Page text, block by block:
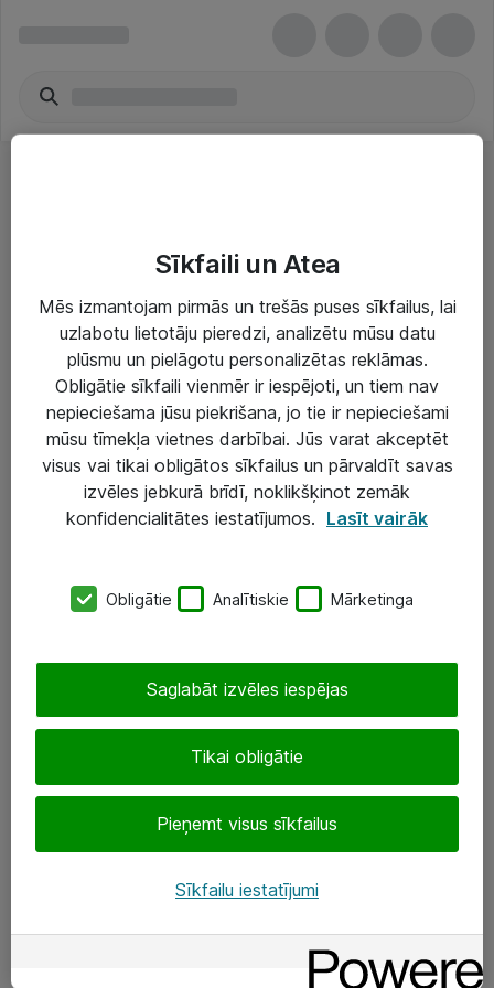
Risinājumi & Pakalpojumi
IT serviss un atbalsts
IT infrastruktūra
Darba vietu IT risinājumi
SIA „ATEA”
+(371) 67 81 90 50
eShop@atea.lv
Sekojiet mums
Sīkfaili un Atea
Mēs izmantojam pirmās un trešās puses sīkfailus, lai
uzlabotu lietotāju pieredzi, analizētu mūsu datu
plūsmu un pielāgotu personalizētas reklāmas.
Obligātie sīkfaili vienmēr ir iespējoti, un tiem nav
nepieciešama jūsu piekrišana, jo tie ir nepieciešami
mūsu tīmekļa vietnes darbībai. Jūs varat akceptēt
visus vai tikai obligātos sīkfailus un pārvaldīt savas
izvēles jebkurā brīdī, noklikšķinot zemāk
konfidencialitātes iestatījumos. Lasīt vairāk
Obligātie Analītiskie Mārketinga
Tikai obligātie
Pieņemt visus sīkfailus
Saglabāt izvēles iespējas
Sīkfailu iestatījumi